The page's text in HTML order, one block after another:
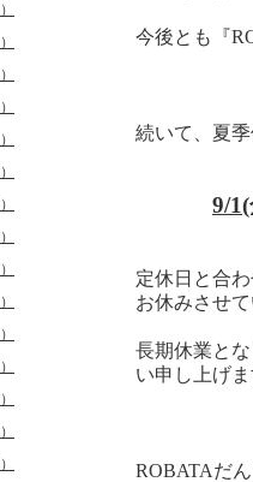
今後とも『
続いて、夏季
9/
定休日と合
お休みさせて
長期休業と
い申し上げま
ROBATAだ